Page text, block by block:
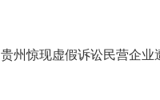
贵州惊现虚假诉讼民营企业